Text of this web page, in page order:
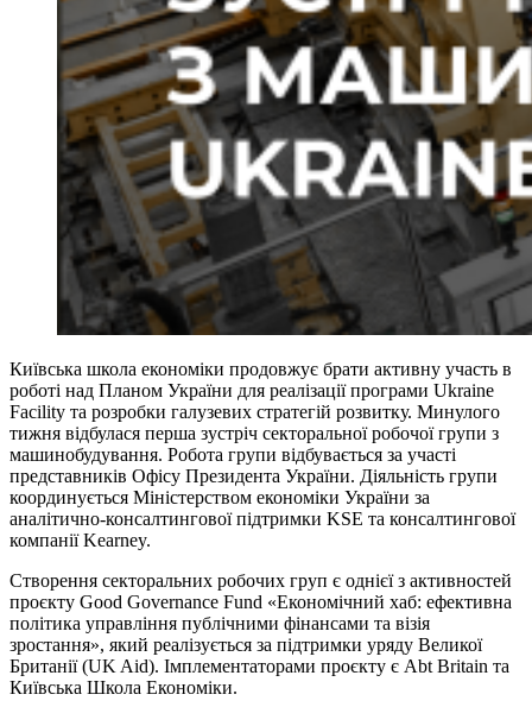
Київська школа економіки продовжує брати активну участь в
роботі над Планом України для реалізації програми Ukraine
Facility та розробки галузевих стратегій розвитку. Минулого
тижня відбулася перша зустріч секторальної робочої групи з
машинобудування. Робота групи відбувається за участі
представників Офісу Президента України. Діяльність групи
координується Міністерством економіки України за
аналітично-консалтингової підтримки KSE та консалтингової
компанії Kearney.
Створення секторальних робочих груп є однієї з активностей
проєкту Good Governance Fund «Економічний хаб: ефективна
політика управління публічними фінансами та візія
зростання», який реалізується за підтримки уряду Великої
Британії (UK Aid). Імплементаторами проєкту є Abt Britain та
Київська Школа Економіки.